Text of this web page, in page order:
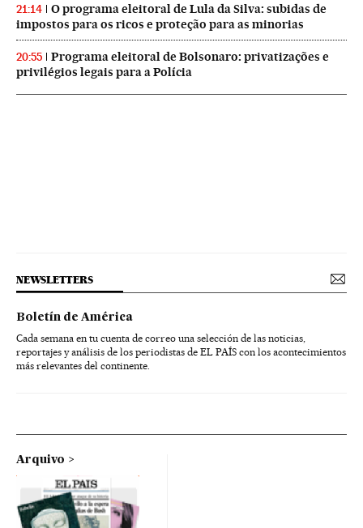
21:14
O programa eleitoral de Lula da Silva: subidas de
impostos para os ricos e proteção para as minorias
20:55
Programa eleitoral de Bolsonaro: privatizações e
privilégios legais para a Polícia
NEWSLETTERS
Boletín de América
Cada semana en tu cuenta de correo una selección de las noticias,
reportajes y análisis de los periodistas de EL PAÍS con los acontecimientos
más relevantes del continente.
Arquivo